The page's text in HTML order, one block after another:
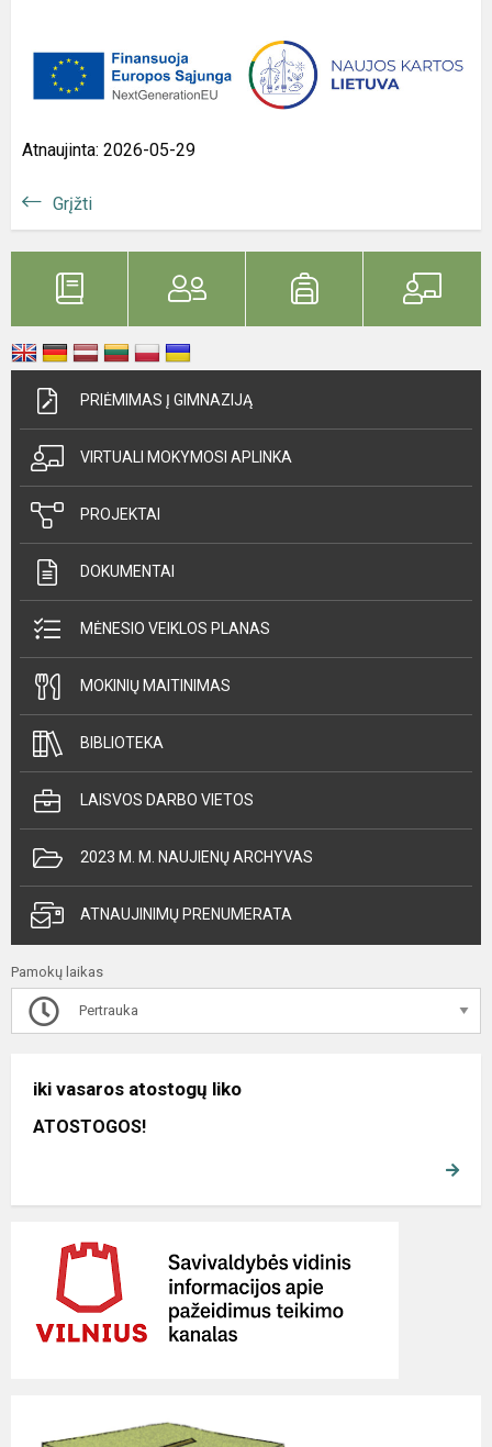
Atnaujinta: 2026-05-29
Grįžti
PRIĖMIMAS Į GIMNAZIJĄ
VIRTUALI MOKYMOSI APLINKA
PROJEKTAI
DOKUMENTAI
MĖNESIO VEIKLOS PLANAS
MOKINIŲ MAITINIMAS
BIBLIOTEKA
LAISVOS DARBO VIETOS
2023 M. M. NAUJIENŲ ARCHYVAS
ATNAUJINIMŲ PRENUMERATA
Pamokų laikas
Pertrauka
iki vasaros atostogų liko
ATOSTOGOS!